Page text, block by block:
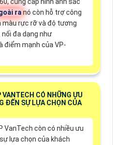
cung cấp hình ảnh sắc
ranó còn hỗ trợ công
màu rực rỡ và độ tương
đa dạng như
điểm mạnh của VP-
CÓ NHỮNG ƯU
ĐẾN SỰ LỰA CHỌN CỦA
VanTech còn có nhiều ưu
lựa chọn của khách